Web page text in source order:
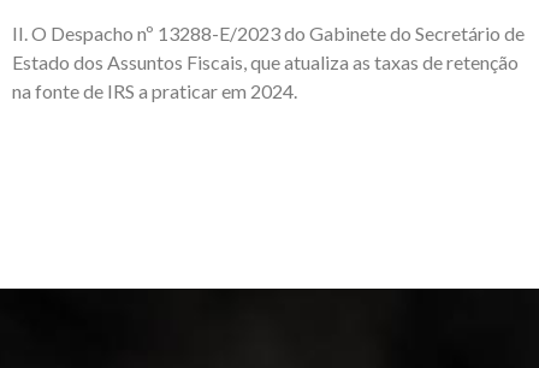
II. O Despacho nº 13288-E/2023 do Gabinete do Secretário de
Estado dos Assuntos Fiscais, que atualiza as taxas de retenção
na fonte de IRS a praticar em 2024.